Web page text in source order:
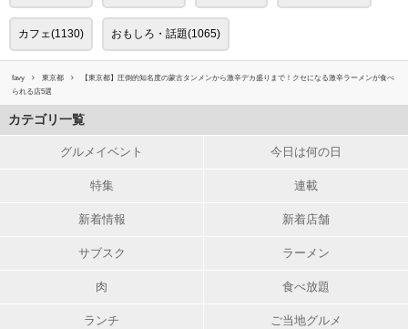
カフェ(1130) おもしろ・話題(1065)
favy 東京都
【東京都】圧倒的知名度の蒙古タンメンから激辛デカ盛りまで！クセになる激辛ラーメンが食べ
られる店5選
カテゴリ一覧
グルメイベント 今日は何の日
特集 連載
新着情報 新着店舗
サブスク ラーメン
肉 食べ放題
ランチ ご当地グルメ